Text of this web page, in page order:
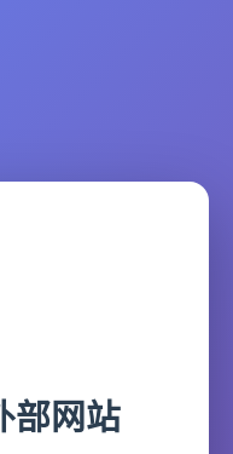
部网站